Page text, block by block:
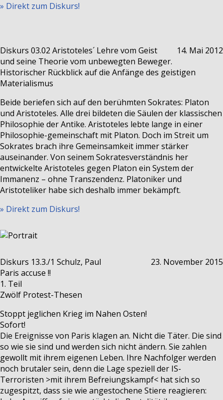
» Direkt zum Diskurs!
Diskurs 03.02 14. Mai 2012
Aristoteles´ Lehre vom Geist
und seine Theorie vom unbewegten Beweger.
Historischer Rückblick auf die Anfänge des geistigen
Materialismus
Beide beriefen sich auf den berühmten Sokrates: Platon
und Aristoteles. Alle drei bildeten die Säulen der klassischen
Philosophie der Antike. Aristoteles lebte lange in einer
Philosophie-gemeinschaft mit Platon. Doch im Streit um
Sokrates brach ihre Gemeinsamkeit immer stärker
auseinander. Von seinem Sokratesverständnis her
entwickelte Aristoteles gegen Platon ein System der
Immanenz – ohne Transzendenz. Platoniker und
Aristoteliker habe sich deshalb immer bekämpft.
» Direkt zum Diskurs!
Diskurs 13.3./1 23. November 2015
Schulz, Paul
Paris accuse !!
1. Teil
Zwölf Protest-Thesen
Stoppt jeglichen Krieg im Nahen Osten!
Sofort!
Die Ereignisse von Paris klagen an. Nicht die Täter. Die sind
so wie sie sind und werden sich nicht ändern. Sie zahlen
gewollt mit ihrem eigenen Leben. Ihre Nachfolger werden
noch brutaler sein, denn die Lage speziell der IS-
Terroristen >mit ihrem Befreiungskampf< hat sich so
zugespitzt, dass sie wie angestochene Stiere reagieren: